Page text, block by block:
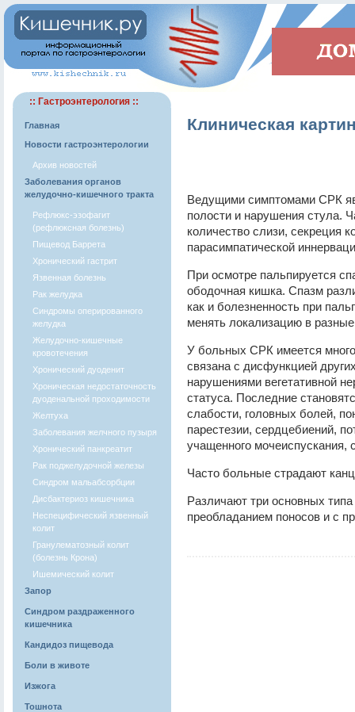
:: Гастроэнтерология ::
Главная
Новости гастроэнтерологии
Архив новостей
Заболевания органов
желудочно-кишечного тракта
Рефлюкс-эзофагит
(рефлюксная болезнь)
Пищевод Баррета
Хронический гастрит
Язвенная болезнь
Рак желудка
Синдромы оперированного
желудка
Желудочно-кишечные
кровотечения
Хронический дуоденит
Хроническая недостаточность
дуоденальной проходимости
Желтуха
Заболевания желчного пузыря
Хронический панкреатит
Рак поджелудочной железы
Синдром мальабсорбции
Дисбактериоз кишечника
Неспецифический язвенный
колит
Гранулематозный колит
(болезнь Крона)
Ишемический колит
Запор
Синдром раздраженного
кишечника
Кандидоз пищевода
Боли в животе
Изжога
Тошнота
Клиническая
Ведущими симптомами СРК
полости и нарушения стула.
количество слизи, секреция
парасимпатической
При осмотре пальпируется
ободочная кишка. Спазм
как и болезненность при
менять локализацию в
У больных СРК имеется
связана с дисфункцией
нарушениями вегетативной
статуса. Последние
слабости, головных болей,
парестезии, сердцебиений,
учащенного мочеиспускания,
Часто больные страдают
Различают три основных
преобладанием поносов и с